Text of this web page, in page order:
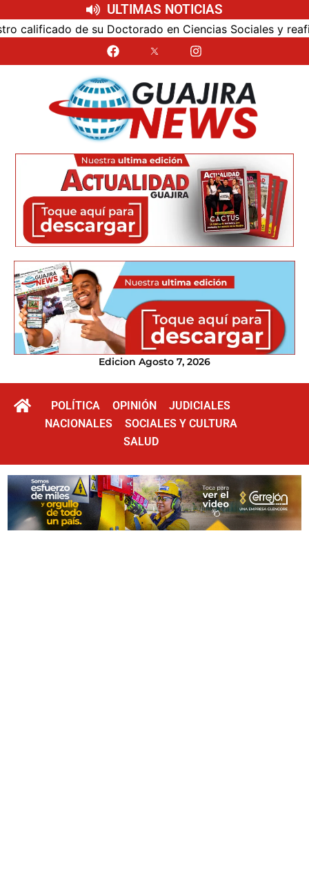
ULTIMAS NOTICIAS
de su Doctorado en Ciencias Sociales y reafirmó
Edicion Agosto 7, 2026
POLÍTICA OPINIÓN
JUDICIALES
NACIONALES
SOCIALES Y CULTURA
SALUD